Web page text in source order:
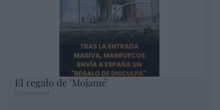
El regalo de 'Mojamé'